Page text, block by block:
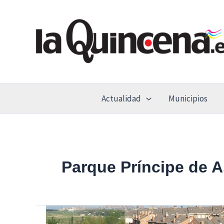
Actualidad Municipios
Parque Príncipe de
Leganés